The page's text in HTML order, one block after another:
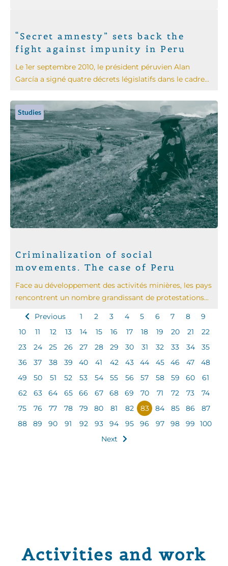
“Secret amnesty” sets back the
fight against impunity in Peru
Le 1er septembre 2010, le président péruvien Alan
García a signé quatre décrets législatifs dans le cadre...
Studies
Criminalization of social
movements. The case of Peru
Face au développement des activités minières, les pays
rencontrent un nombre grandissant de protestations...
Previous 1 2 3 4 5 6 7 8
9
10
11 12 13 14 15 16 17 18 19 20 21
22
23
24 25 26 27 28 29 30 31 32 33 34
35
36
37 38 39 40 41 42 43 44 45 46 47
48
49
50 51 52 53 54 55 56 57 58 59 60
61
62
63 64 65 66 67 68 69 70 71 72 73
74
75
76 77 78 79 80 81 82 83 84 85 86
87
88
89 90 91 92 93 94 95 96 97 98 99
100
Next
Activities and work